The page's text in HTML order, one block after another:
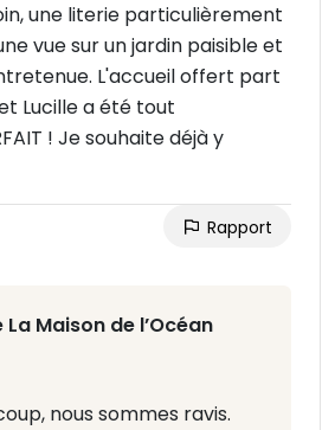
une literie particulièrement
vue sur un jardin paisible et
L'accueil offert part
Lucille a été tout
! Je souhaite déjà y
Rapport
La Maison de l’Océan
nous sommes ravis.